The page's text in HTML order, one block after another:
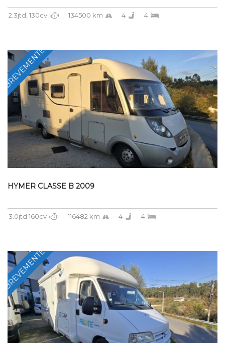
2.3jtd, 130cv 134500 km 4 4
BREVEMENTE
HYMER CLASSE B 2009
3.0jtd 160cv 116482 km 4 4
BREVEMENTE